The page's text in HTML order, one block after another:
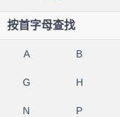
按首字母查找
A B
G H
N P